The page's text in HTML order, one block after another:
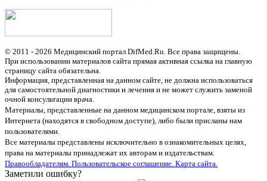
© 2011 - 2026 Медицинский портал DifMed.Ru. Все права защищены.
При использовании материалов сайта прямая активная ссылка на главную
страницу сайта обязательна.
Информация, представленная на данном сайте, не должна использоваться
для самостоятельной диагностики и лечения и не может служить заменой
очной консультации врача.
Материалы, представленные на данном медицинском портале, взяты из
Интернета (находятся в свободном доступе), либо были присланы нам
пользователями.
Все материалы представлены исключительно в ознакомительных целях,
права на материалы принадлежат их авторам и издательствам.
Правообладателям. Пользовательское соглашение. Карта сайта.
Заметили ошибку?